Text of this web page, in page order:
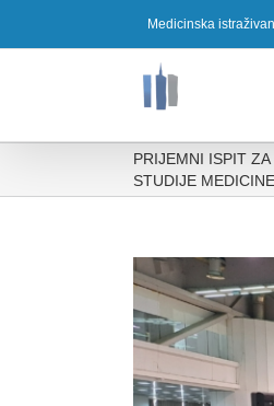
Medicinska
PRIJEMNI ISPIT
STUDIJE MEDICINE
View
Larger
Image